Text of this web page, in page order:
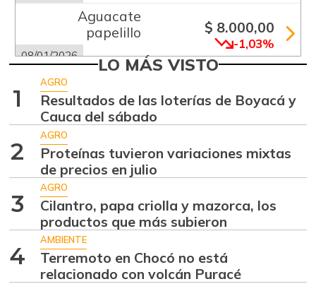
Aguacate
papelillo
08/01/2026
$ 8.000,00
-1,03%
08/01/2026 -8,08%
Ajo
08/01/2026
$ 5.600,00
-1,32%
Ají dulce
01/17/2015
$ 3.479,00
Ají topito dulce
08/01/2026
$ 3.688,00
Apio $ 1.413,00
LO MÁS VISTO
1
AGRO
Resultados de las loterías de Boyacá y
Cauca del sábado
2
AGRO
Proteínas tuvieron variaciones mixtas
de precios en julio
3
AGRO
Cilantro, papa criolla y mazorca, los
productos que más subieron
4
AMBIENTE
Terremoto en Chocó no está
relacionado con volcán Puracé